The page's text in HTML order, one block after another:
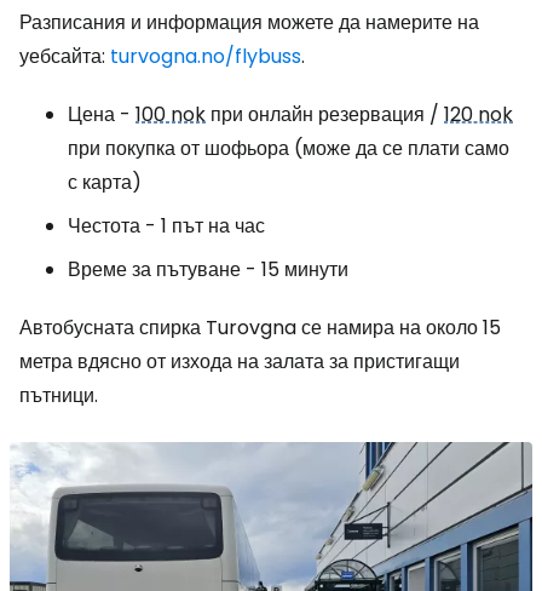
Разписания и информация можете да намерите на
уебсайта: turvogna.no/flybuss.
Цена - 100 nok при онлайн резервация / 120 nok
при покупка от шофьора (може да се плати само
с карта)
Честота - 1 път на час
Време за пътуване - 15 минути
Автобусната спирка Turovgna се намира на около 15
метра вдясно от изхода на залата за пристигащи
пътници.